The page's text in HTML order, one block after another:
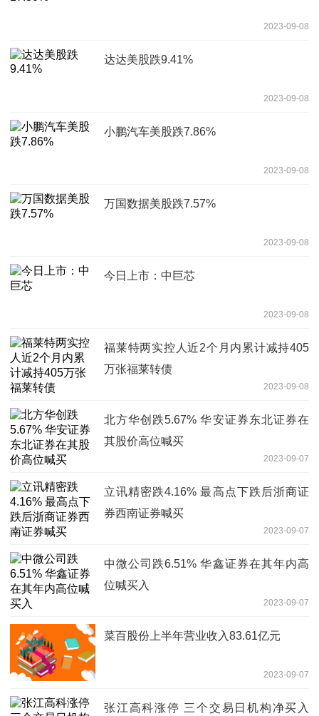
2023-09-08
达达美股跌9.41%
2023-09-08
小鹏汽车美股跌7.86%
2023-09-08
万国数据美股跌7.57%
2023-09-08
今日上市：中巨芯
2023-09-08
福莱特两实控人近2个月内累计减持405
万张福莱转债
2023-09-08
北方华创跌5.67% 华安证券东北证券在
其股价高位喊买
2023-09-07
立讯精密跌4.16% 最高点下跌后浙商证
券西南证券喊买
2023-09-07
中微公司跌6.51% 华鑫证券在其年内高
位喊买入
2023-09-07
菜百股份上半年营业收入83.61亿元
2023-09-07
张江高科涨停 三个交易日机构净买入